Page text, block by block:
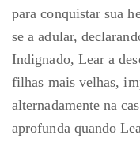
para conquistar sua
se a adular,
Indignado, Lear a
filhas mais velhas,
alternadamente na
aprofunda quando